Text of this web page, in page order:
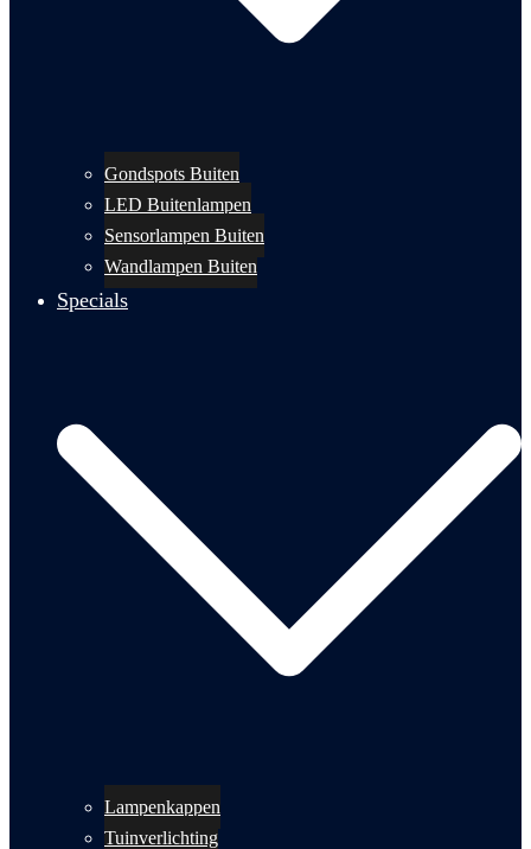
Gondspots Buiten
LED Buitenlampen
Sensorlampen Buiten
Wandlampen Buiten
Specials
Lampenkappen
Tuinverlichting